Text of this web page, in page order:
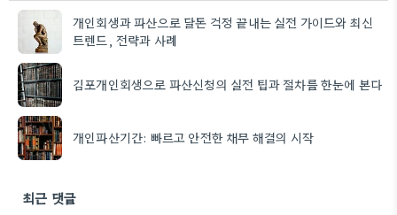
개인회생과 파산으로 달돈 걱정 끝내는 실전 가이드와 최신
트렌드, 전략과 사례
김포개인회생으로 파산신청의 실전 팁과 절차를 한눈에 본다
개인파산기간: 빠르고 안전한 채무 해결의 시작
최근 댓글